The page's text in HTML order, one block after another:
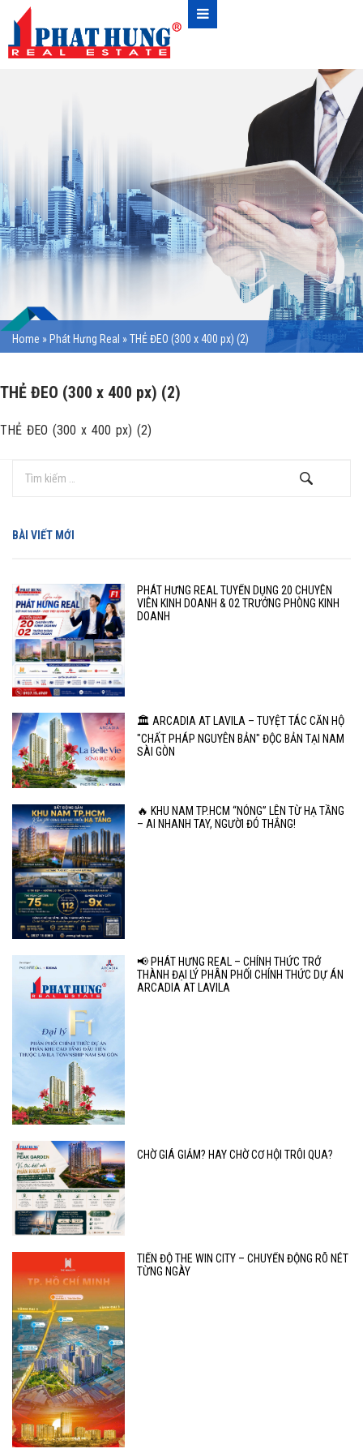
Home » Phát Hưng Real »THẺ ĐEO (300 x 400 px) (2)
THẺ ĐEO (300 x 400 px) (2)
THẺ ĐEO (300 x 400 px) (2)
BÀI VIẾT MỚI
PHÁT HƯNG REAL TUYỂN DỤNG 20 CHUYÊN
VIÊN KINH DOANH & 02 TRƯỞNG PHÒNG KINH
DOANH
🏛️ ARCADIA AT LAVILA – TUYỆT TÁC CĂN HỘ
"CHẤT PHÁP NGUYÊN BẢN" ĐỘC BẢN TẠI NAM
SÀI GÒN
🔥 KHU NAM TP.HCM “NÓNG” LÊN TỪ HẠ TẦNG
– AI NHANH TAY, NGƯỜI ĐÓ THẮNG!
📢 PHÁT HƯNG REAL – CHÍNH THỨC TRỞ
THÀNH ĐẠI LÝ PHÂN PHỐI CHÍNH THỨC DỰ ÁN
ARCADIA AT LAVILA
CHỜ GIÁ GIẢM? HAY CHỜ CƠ HỘI TRÔI QUA?
TIẾN ĐỘ THE WIN CITY – CHUYỂN ĐỘNG RÕ NÉT
TỪNG NGÀY